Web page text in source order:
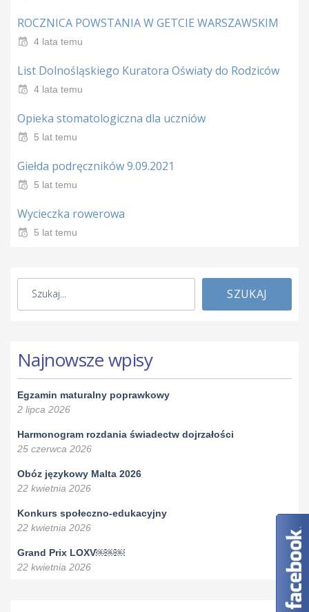
ROCZNICA POWSTANIA W GETCIE WARSZAWSKIM
4 lata temu
List Dolnośląskiego Kuratora Oświaty do Rodziców
4 lata temu
Opieka stomatologiczna dla uczniów
5 lat temu
Giełda podręczników 9.09.2021
5 lat temu
Wycieczka rowerowa
5 lat temu
SZUKAJ
Najnowsze wpisy
Egzamin maturalny poprawkowy
2 lipca 2026
Harmonogram rozdania świadectw dojrzałości
25 czerwca 2026
Obóz językowy Malta 2026
22 kwietnia 2026
Konkurs społeczno-edukacyjny
22 kwietnia 2026
Grand Prix LOXV￼￼￼
22 kwietnia 2026